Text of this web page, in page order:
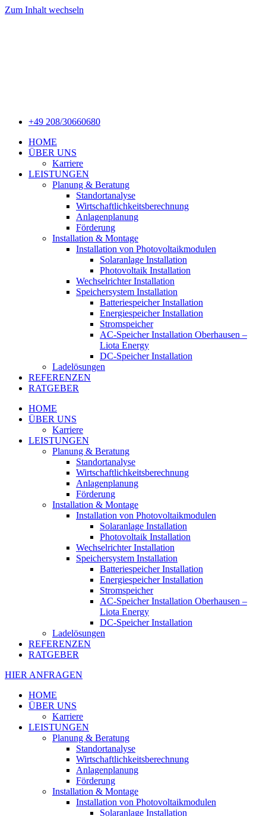
Zum Inhalt wechseln
+49 208/30660680
HOME
ÜBER UNS
Karriere
LEISTUNGEN
Planung & Beratung
Standortanalyse
Wirtschaftlichkeitsberechnung
Anlagenplanung
Förderung
Installation & Montage
Installation von Photovoltaikmodulen
Solaranlage Installation
Photovoltaik Installation
Wechselrichter Installation
Speichersystem Installation
Batteriespeicher Installation
Energiespeicher Installation
Stromspeicher
AC-Speicher Installation Oberhausen –
Liota Energy
DC-Speicher Installation
Ladelösungen
REFERENZEN
RATGEBER
HOME
ÜBER UNS
Karriere
LEISTUNGEN
Planung & Beratung
Standortanalyse
Wirtschaftlichkeitsberechnung
Anlagenplanung
Förderung
Installation & Montage
Installation von Photovoltaikmodulen
Solaranlage Installation
Photovoltaik Installation
Wechselrichter Installation
Speichersystem Installation
Batteriespeicher Installation
Energiespeicher Installation
Stromspeicher
AC-Speicher Installation Oberhausen –
Liota Energy
DC-Speicher Installation
Ladelösungen
REFERENZEN
RATGEBER
HIER ANFRAGEN
HOME
ÜBER UNS
Karriere
LEISTUNGEN
Planung & Beratung
Standortanalyse
Wirtschaftlichkeitsberechnung
Anlagenplanung
Förderung
Installation & Montage
Installation von Photovoltaikmodulen
Solaranlage Installation